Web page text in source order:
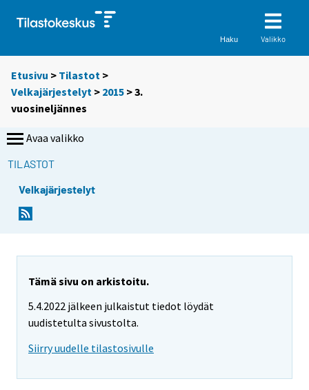
Haku Valikko
Etusivu > Tilastot >
Velkajärjestelyt > 2015 >3.
vuosineljännes
Avaa valikko
TILASTOT
Velkajärjestelyt
Tämä sivu on arkistoitu.
5.4.2022 jälkeen julkaistut tiedot löydät
uudistetulta sivustolta.
Siirry uudelle tilastosivulle